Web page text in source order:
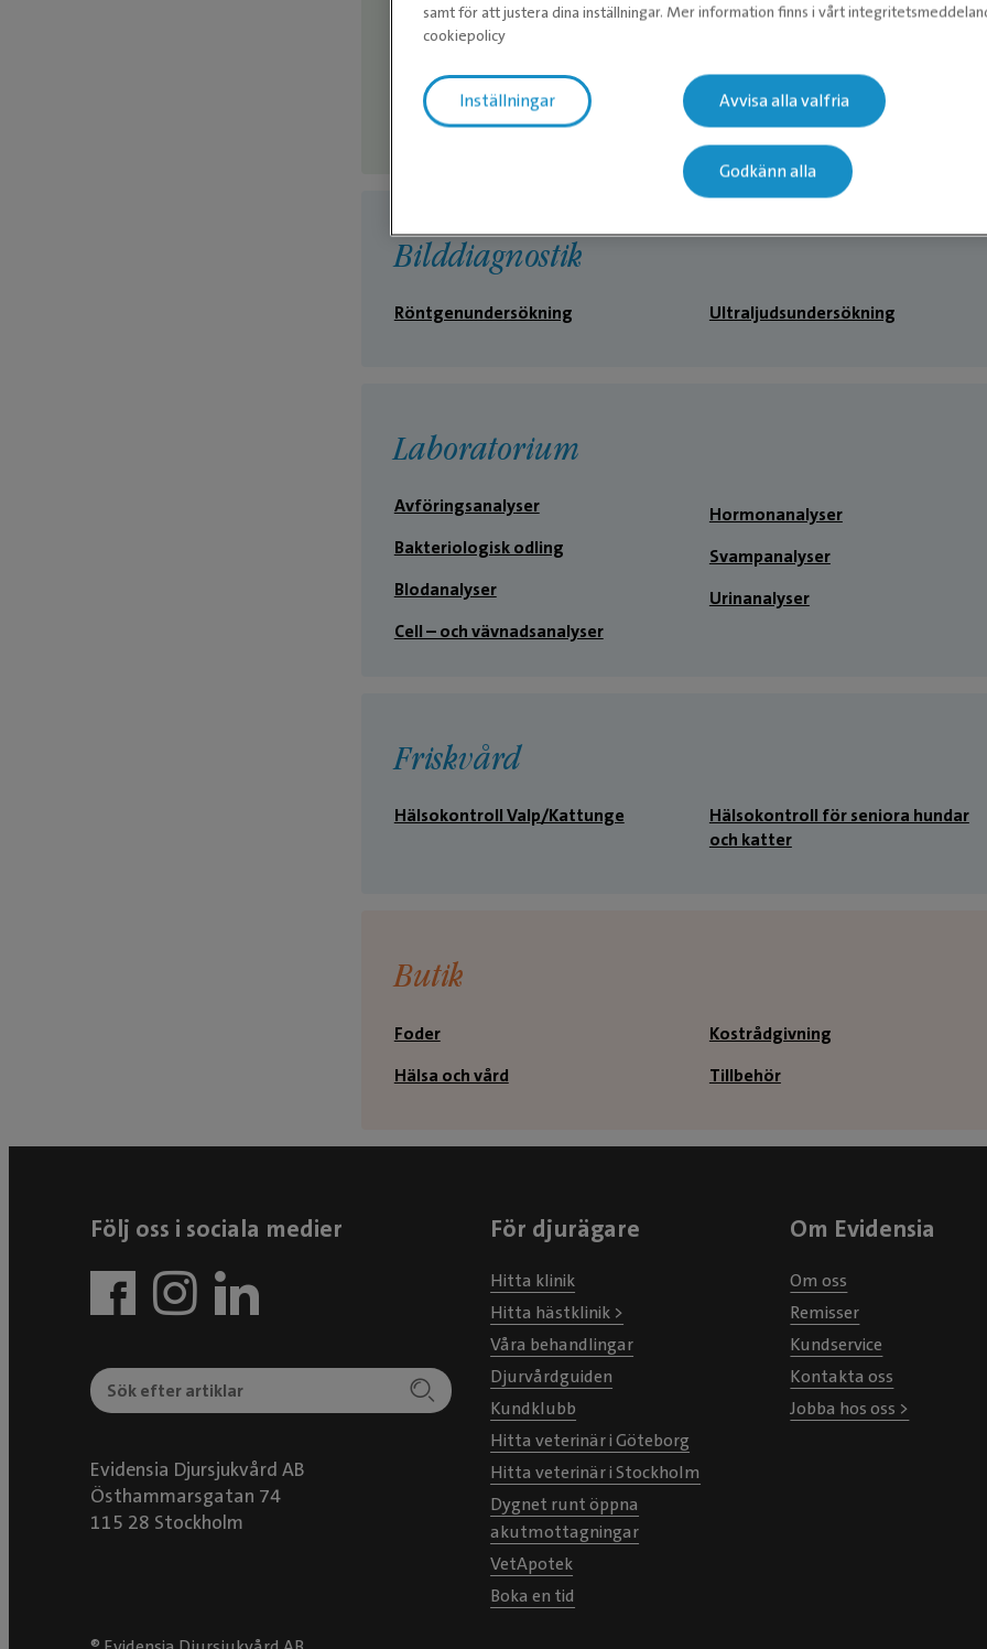
Tandvård
Avancerad tandkirurgi
Evidensias tandvårdspaket
Tandutdragning
Tandvård hund och katt
Bilddiagnostik
Röntgenundersökning Ultraljudsundersökning
Laboratorium
Avföringsanalyser
Bakteriologisk odling
Blodanalyser
Cell – och vävnadsanalyser
Hormonanalyser
Svampanalyser
Urinanalyser
Friskvård
Hälsokontroll Valp/Kattunge
Hälsokontroll för seniora hundar
och katter
Butik
Foder
Hälsa och vård
Kostrådgivning
Tillbehör
Besökte veterinär
ett väldigt fint, tryggt och
omhändertagande av en
Följ oss i sociala medier
Evidensia Djursjukvård AB
Östhammarsgatan 74
115 28 Stockholm
För djurägare
Hitta klinik
Hitta hästklinik >
Våra behandlingar
Djurvårdguiden
Kundklubb
Hitta veterinär i Göteborg
Hitta veterinär i Stockholm
Dygnet runt öppna
akutmottagningar
VetApotek
Boka en tid
Om Evidensia
Om oss
Remisser
Kundservice
Kontakta oss
Jobba hos oss >
samt för att justera dina inställningar. Mer information finns i vårt
cookiepolicy
Inställningar Avvisa alla valfria
Godkänn alla